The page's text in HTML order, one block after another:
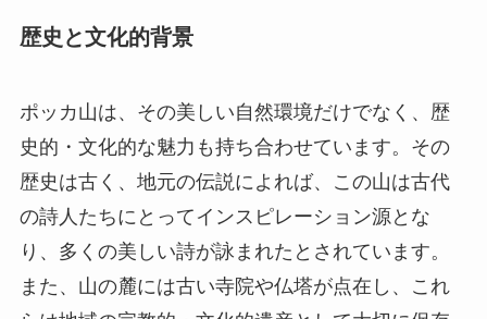
の詩人たちにとってインスピレーション源とな
また、山の麓には古い寺院や仏塔が点在し、これ
らは地域の宗教的・文化的遺産として大切に保存
されています。
ポッカ山はまた、幾度となく歴史的な事件の舞台
となってきました。例えば、戦国時代にはこの地